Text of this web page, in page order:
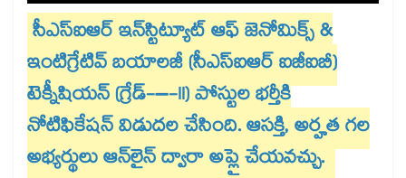
సీఎస్ఐఆర్ ఇన్​స్టిట్యూట్ ​ఆఫ్ జెనోమిక్స్ &
ఇంటిగ్రేటివ్ బయాలజీ (సీఎస్ఐఆర్ ఐజీఐబీ)
టెక్నీషియన్ (గ్రేడ్-–-II) పోస్టుల భర్తీకి
నోటిఫికేషన్ విడుదల చేసింది. ఆసక్తి, అర్హత గల
అభ్యర్థులు ఆన్​లైన్ ద్వారా అప్లై చేయవచ్చు.